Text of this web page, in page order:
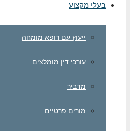
בעלי מקצוע
ייעוץ עם רופא מומחה
עורכי דין מומלצים
מדביר
מורים פרטיים